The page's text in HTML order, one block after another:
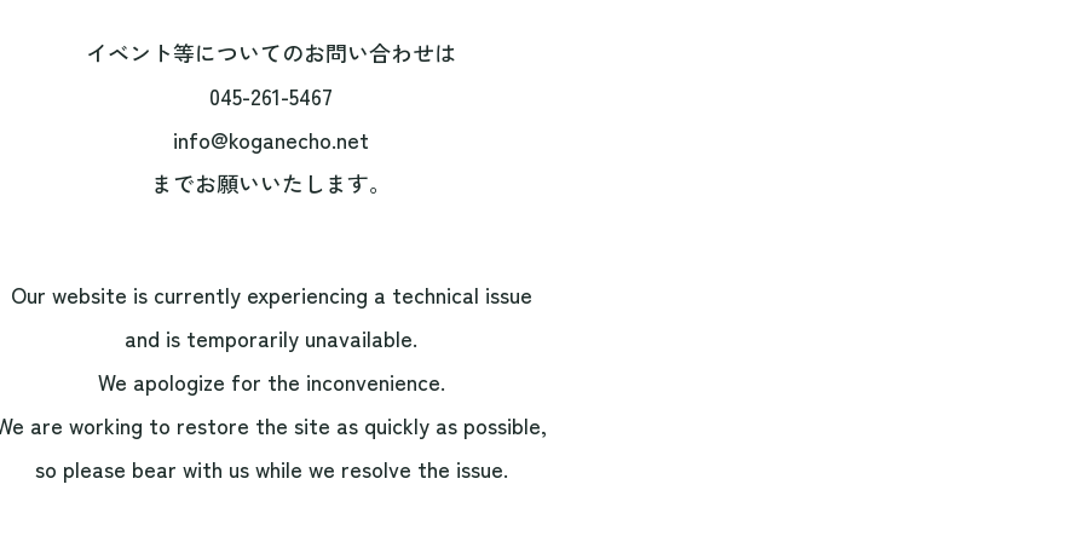
イベント等についてのお問い合わせは
045-261-5467
info@koganecho.net
までお願いいたします。
Our website is currently experiencing a technical issue
and is temporarily unavailable.
We apologize for the inconvenience.
are working to restore the site as quickly as possible,
so please bear with us while we resolve the issue.